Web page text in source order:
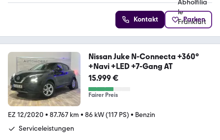
Kontakt Parken
Nissan Juke N-Connecta +360°
+Navi +LED +7-Gang AT
15.999 €
Fairer Preis
EZ 12/2020 • 87.767 km • 86 kW (117 PS) • Benzin
Serviceleistungen